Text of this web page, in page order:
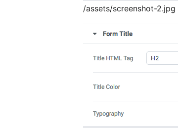
/assets/screenshot-2.jpg